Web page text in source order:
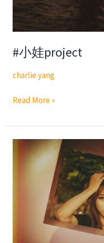
#小娃project
charlie yang
#
娃
project
Read More »